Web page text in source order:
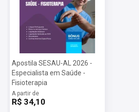
Apostila SESAU-AL 2026 -
Especialista em Saúde -
Fisioterapia
A partir de
R$ 34,10